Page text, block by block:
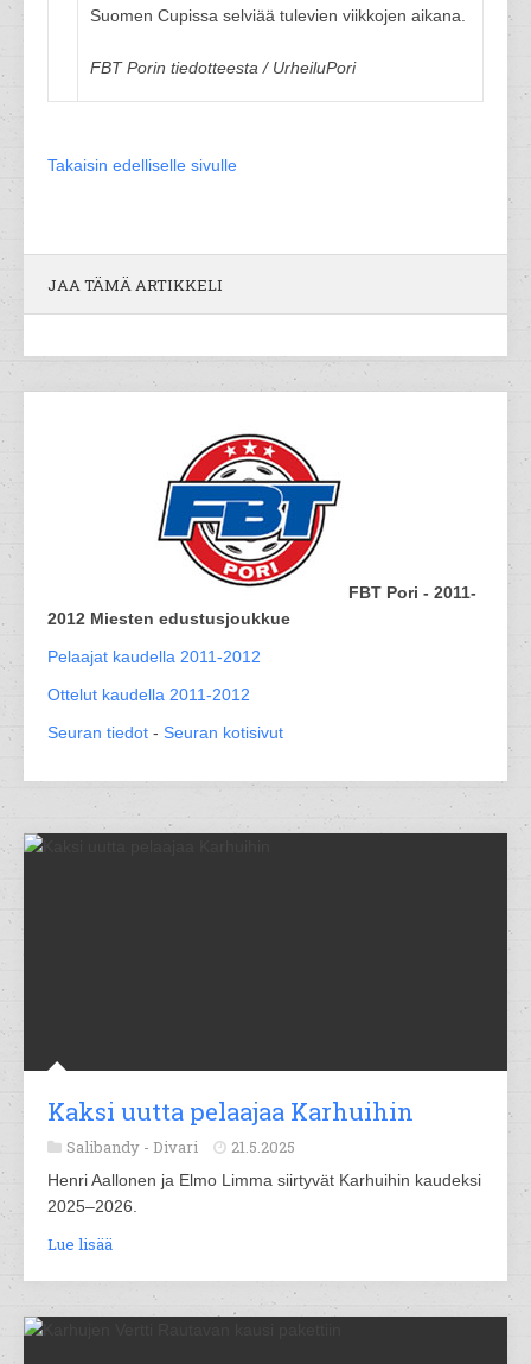
Suomen Cupissa selviää tulevien viikkojen aikana.
FBT Porin tiedotteesta / UrheiluPori
Takaisin edelliselle sivulle
JAA TÄMÄ ARTIKKELI
FBT Pori - 2011-
2012 Miesten edustusjoukkue
Pelaajat kaudella 2011-2012
Ottelut kaudella 2011-2012
Seuran tiedot - Seuran kotisivut
Kaksi uutta pelaajaa Karhuihin
Salibandy - Divari 21.5.2025
Henri Aallonen ja Elmo Limma siirtyvät Karhuihin kaudeksi
2025–2026.
Lue lisää